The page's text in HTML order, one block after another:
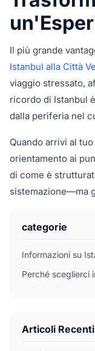
Il più grande
Istanbul alla Città
viaggio stressato,
ricordo di Istanbul
dalla periferia nel
Quando arrivi al
orientamento ai
di come è
sistemazione—ma
categorie
Informazioni su
Perché sceglierci
Articoli Recenti